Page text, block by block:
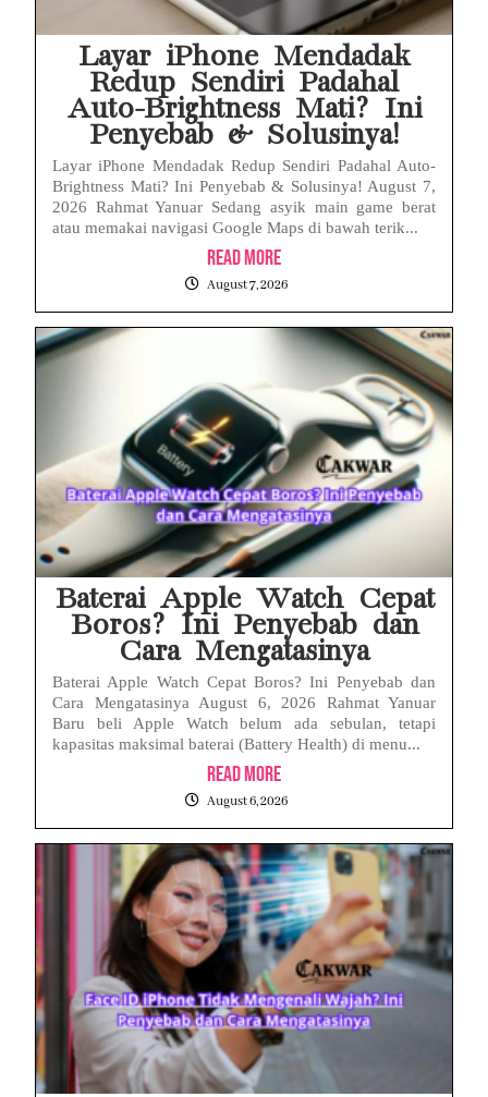
Layar iPhone Mendadak
Redup Sendiri Padahal
Auto-Brightness Mati? Ini
Penyebab & Solusinya!
Layar iPhone Mendadak Redup Sendiri Padahal Auto-
Brightness Mati? Ini Penyebab & Solusinya! August 7,
2026 Rahmat Yanuar Sedang asyik main game berat
atau memakai navigasi Google Maps di bawah terik...
Read More
August 7, 2026
Baterai Apple Watch Cepat
Boros? Ini Penyebab dan
Cara Mengatasinya
Baterai Apple Watch Cepat Boros? Ini Penyebab dan
Cara Mengatasinya August 6, 2026 Rahmat Yanuar
Baru beli Apple Watch belum ada sebulan, tetapi
kapasitas maksimal baterai (Battery Health) di menu...
Read More
August 6, 2026